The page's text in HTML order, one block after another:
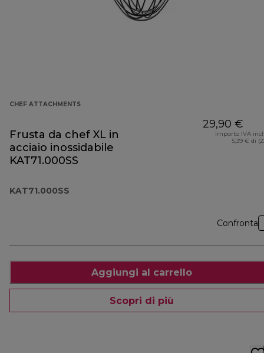
CHEF ATTACHMENTS
Frusta da chef XL in
acciaio inossidabile
KAT71.000SS
KAT71.000SS
29,90 €
Importo IVA
5,39 € di
Confronta
Aggiungi al carrello
Scopri di più